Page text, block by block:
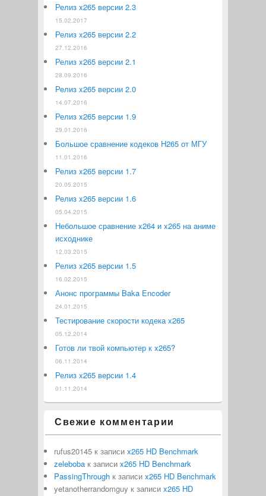
Релиз x265 версии 2.3
15.02.2017
Релиз x265 версии 2.2
27.12.2016
Релиз x265 версии 2.1
28.09.2016
Релиз x265 версии 2.0
14.07.2016
Релиз x265 версии 1.9
29.01.2016
Большое сравнение кодеков H265 от МГУ
11.01.2016
Релиз x265 версии 1.7
20.05.2015
Релиз x265 версии 1.6
05.04.2015
Небольшое сравнение x264 и x265 на аниме
исходнике
12.03.2015
Релиз x265 версии 1.5
16.02.2015
Анонс программы Baka Encoder
24.01.2015
Тестирование скорости кодека x265
05.12.2014
Готов ли твой компьютер к x265?
06.11.2014
Релиз x265 версии 1.4
01.11.2014
Свежие комментарии
rufus20145к записи x265 HD Benchmark
zelebobaк записи x265 HD Benchmark
PassingThroughк записи x265 HD Benchmark
yetanotherrandomguy к записи x265 HD